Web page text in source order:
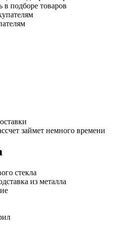
подборе товаров
займет немного времени
стекла
из металла